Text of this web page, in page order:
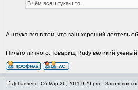
В чём вся штука-што.
А штука вся в том, что ваш хороший деятель
Ничего личного. Товарищ Rudy великий
Добавлено: Сб Мар 26, 2011 9:29 pm Заголовок